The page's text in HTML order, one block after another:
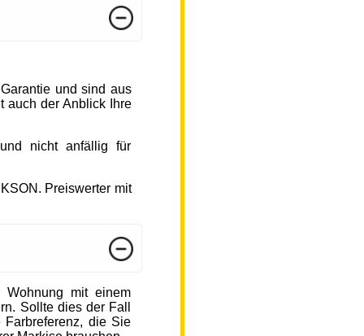
und sind aus
auch der Anblick Ihre
nicht anfällig für
Preiswerter mit
mit einem
Sollte dies der Fall
die Sie